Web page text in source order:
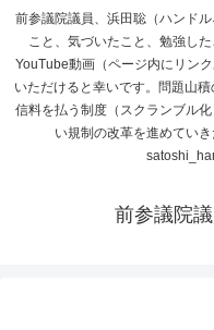
前参議院議員、浜田聡（ハンド
こと、気づいたこと、勉強し
YouTube動画（ページ内にリン
いただけると幸いです。問題山
信料を払う制度（スクランブル
い規制の改革を進めてい
前参議院